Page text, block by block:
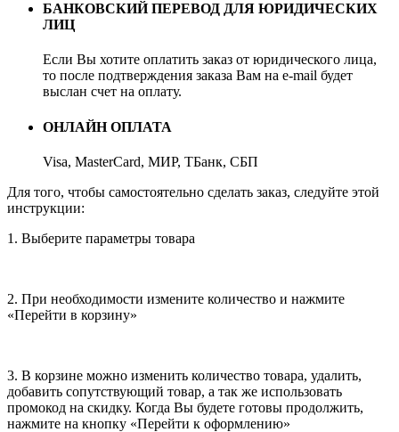
БАНКОВСКИЙ ПЕРЕВОД ДЛЯ ЮРИДИЧЕСКИХ
ЛИЦ
Если Вы хотите оплатить заказ от юридического лица,
то после подтверждения заказа Вам на e-mail будет
выслан счет на оплату.
ОНЛАЙН ОПЛАТА
Visa, MasterCard, МИР, ТБанк, СБП
Для того, чтобы самостоятельно сделать заказ, следуйте этой
инструкции:
1. Выберите параметры товара
2. При необходимости измените количество и нажмите
«Перейти в корзину»
3. В корзине можно изменить количество товара, удалить,
добавить сопутствующий товар, а так же использовать
промокод на скидку. Когда Вы будете готовы продолжить,
нажмите на кнопку «Перейти к оформлению»